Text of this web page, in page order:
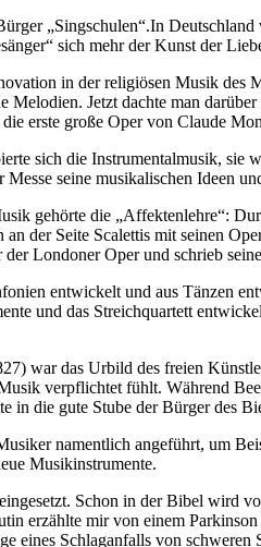
„Singschulen“.In
sich mehr der Kunst der
in der religiösen Musik des
Melodien. Jetzt dachte man
erste große Oper von Claude
sich die Instrumentalmusik,
Messe seine musikalischen Ideen
gehörte die „Affektenlehre“:
der Seite Scalettis mit seinen
Londoner Oper und schrieb
entwickelt und aus Tänzen
und das Streichquartett
war das Urbild des freien
verpflichtet fühlt. Während
in die gute Stube der Bürger des
namentlich angeführt, um
Musikinstrumente.
Schon in der Bibel wird
erzählte mir von einem
eines Schlaganfalls von